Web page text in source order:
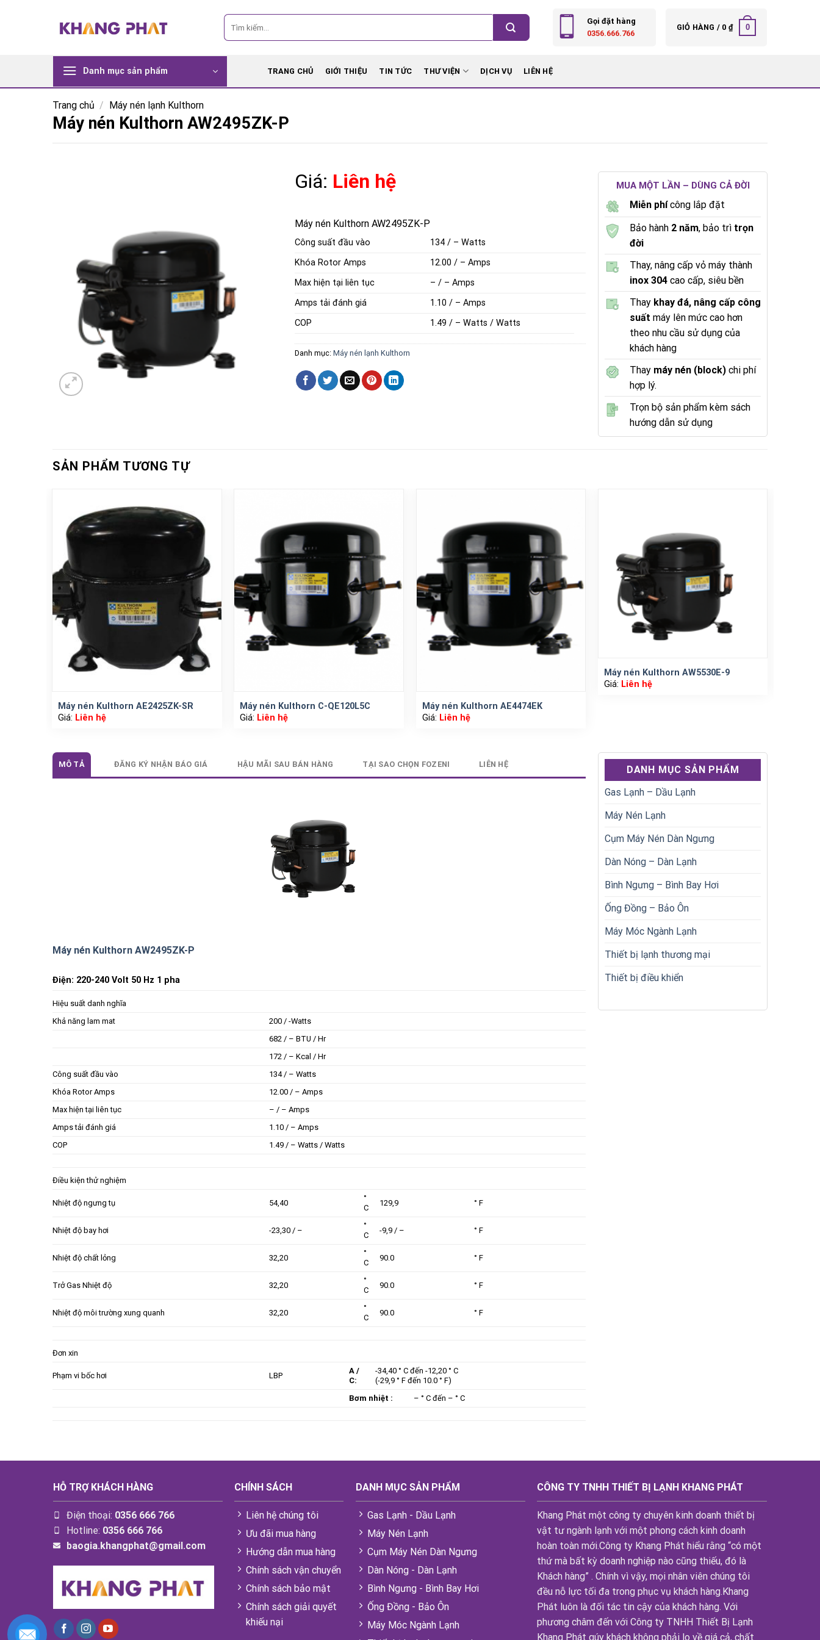
Tìm
kiếm:
Gọi đặt hàng
0356.666.766
GIỎ HÀNG / 0 ₫ 0
Danh mục sản phẩm TRANG CHỦ GIỚI THIỆU TIN TỨC THƯ VIỆN DỊCH VỤ LIÊN HỆ
Trang chủ / Máy nén lạnh Kulthorn
Máy nén Kulthorn AW2495ZK-P
Giá: Liên hệ
Máy nén Kulthorn AW2495ZK-P
Công suất đầu vào
134 / – Watts
Khóa Rotor Amps
12.00 / – Amps
Max hiện tại liên tục
– / – Amps
Amps tải đánh giá
1.10 / – Amps
COP
1.49 / – Watts / Watts
Danh mục:Máy nén lạnh Kulthorn
MUA MỘT LẦN – DÙNG CẢ ĐỜI
Miễn phícông lắp đặt
Bảo hành 2 năm, bảo trì trọn
đời
Thay, nâng cấp vỏ máy thành
inox 304cao cấp, siêu bền
Thay khay đá, nâng cấp công
suất máy lên mức cao hơn
theo nhu cầu sử dụng của
khách hàng
Thaymáy nén (block)chi phí
hợp lý.
Trọn bộ sản phẩm kèm sách
hướng dẫn sử dụng
SẢN PHẨM TƯƠNG TỰ
Máy nén Kulthorn AE2425ZK-SR
Giá: Liên hệ
Máy nén Kulthorn C-QE120L5C
Giá: Liên hệ
Máy nén Kulthorn AE4474EK
Giá: Liên hệ
Máy nén Kulthorn AW5530E-9
Giá: Liên hệ
MÔ TẢ ĐĂNG KÝ NHẬN BÁO GIÁ HẬU MÃI SAU BÁN HÀNG TẠI SAO CHỌN FOZENI LIÊN HỆ
Máy nén Kulthorn AW2495ZK-P
Điện: 220-240 Volt 50 Hz 1 pha
Hiệu suất danh nghĩa
Khả năng lam mat
200 / -Watts
682 / – BTU / Hr
172 / – Kcal / Hr
Công suất đầu vào
134 / – Watts
Khóa Rotor Amps
12.00 / – Amps
Max hiện tại liên tục
– / – Amps
Amps tải đánh giá
1.10 / – Amps
COP
1.49 / – Watts / Watts
Điều kiện thử nghiệm
Nhiệt độ ngưng tụ 54,40
°
C
129,9 ° F
Nhiệt độ bay hơi -23,30 / –
°
C
-9,9 / – ° F
Nhiệt độ chất lỏng 32,20
°
C
90.0 ° F
Trở Gas Nhiệt độ 32,20
°
C
90.0 ° F
Nhiệt độ môi trường xung quanh 32,20
°
C
90.0 ° F
Đơn xin
Phạm vi bốc hơi LBP
A /
C:
-34,40 ° C đến -12,20 ° C
(-29,9 ° F đến 10.0 ° F)
Bơm nhiệt :
– ° C đến – ° C
DANH MỤC SẢN PHẨM
Gas Lạnh – Dầu Lạnh
Máy Nén Lạnh
Cụm Máy Nén Dàn Ngưng
Dàn Nóng – Dàn Lạnh
Bình Ngưng – Bình Bay Hơi
Ống Đồng – Bảo Ôn
Máy Móc Ngành Lạnh
Thiết bị lạnh thương mại
Thiết bị điều khiển
HỖ TRỢ KHÁCH HÀNG
Điện thoại: 0356 666 766
Hotline: 0356 666 766
baogia.khangphat@gmail.com
CHÍNH SÁCH
Liên hệ chúng tôi
Ưu đãi mua hàng
Hướng dẫn mua hàng
Chính sách vận chuyển
Chính sách bảo mật
Chính sách giải quyết
khiếu nại
DANH MỤC SẢN PHẨM
Gas Lạnh - Dầu Lạnh
Máy Nén Lạnh
Cụm Máy Nén Dàn Ngưng
Dàn Nóng - Dàn Lạnh
Bình Ngưng - Bình Bay Hơi
Ống Đồng - Bảo Ôn
Máy Móc Ngành Lạnh
CÔNG TY TNHH THIẾT BỊ LẠNH KHANG PHÁT
Khang Phát một công ty chuyên kinh doanh thiết bị
vật tư ngành lạnh với một phong cách kinh doanh
hoàn toàn mới.Công ty Khang Phát hiểu rằng “có một
thứ mà bất kỳ doanh nghiệp nào cũng thiếu, đó là
Khách hàng” . Chính vì vậy, mọi nhân viên chúng tôi
đều nỗ lực tối đa trong phục vụ khách hàng.Khang
Phát luôn là đối tác tin cậy của khách hàng. Với
phương châm đến với Công ty TNHH Thiết Bị Lạnh
Khang Phát qúy khách không phải lo về giá cả, chất